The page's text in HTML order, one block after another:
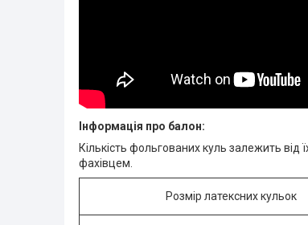
Інформація про балон:
Кількість фольгованих куль залежить
фахівцем.
Розмір латексних кульок